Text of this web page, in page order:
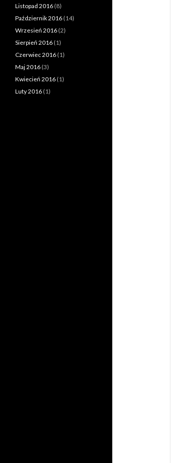
Listopad 2016 (8)
Październik 2016 (14)
Wrzesień 2016 (2)
Sierpień 2016 (1)
Czerwiec 2016 (1)
Maj 2016 (3)
Kwiecień 2016 (1)
Luty 2016 (1)